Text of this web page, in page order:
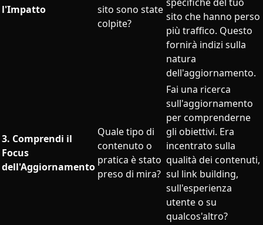
l'Impatto
sito sono state
colpite?
sito che hanno perso
più traffico. Questo
fornirà indizi sulla
natura
dell'aggiornamento.
3. Comprendi il
Focus
dell'Aggiornamento
Quale tipo di
contenuto o
pratica è stato
preso di mira?
Fai una ricerca
sull'aggiornamento
per comprenderne
gli obiettivi. Era
incentrato sulla
qualità dei contenuti,
sul link building,
sull'esperienza
utente o su
qualcos'altro?